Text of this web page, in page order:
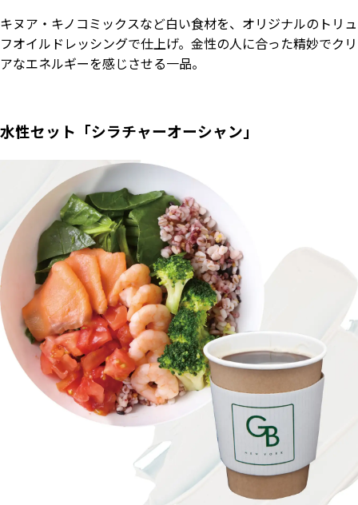
キヌア・キノコミックスなど白い食材を、オリジナルのトリュ
フオイルドレッシングで仕上げ。金性の人に合った精妙でクリ
アなエネルギーを感じさせる一品。
水性セット「シラチャーオーシャン」